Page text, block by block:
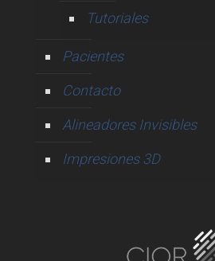
Tutoriales
Pacientes
Contacto
Alineadores Invisibles
Impresiones 3D